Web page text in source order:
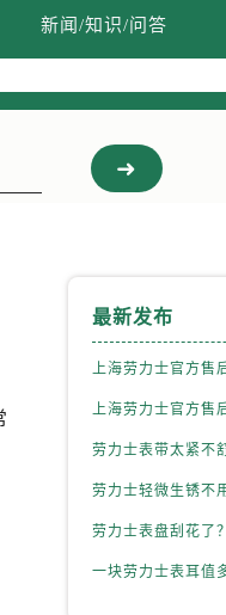
新闻/知识/问答
最新发布